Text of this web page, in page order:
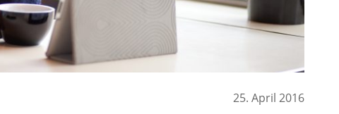
25. April 2016